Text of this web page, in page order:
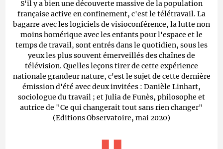
S'il y a bien une découverte massive de la population
française active en confinement, c'est le télétravail. La
bagarre avec les logiciels de visioconférence, la lutte non
moins homérique avec les enfants pour l'espace et le
temps de travail, sont entrés dans le quotidien, sous les
yeux les plus souvent émerveillés des chaînes de
télévision. Quelles leçons tirer de cette expérience
nationale grandeur nature, c'est le sujet de cette dernière
émission d'été avec deux invitées : Danièle Linhart,
sociologue du travail ; et Julia de Funès, philosophe et
autrice de "Ce qui changerait tout sans rien changer"
(Editions Observatoire, mai 2020)